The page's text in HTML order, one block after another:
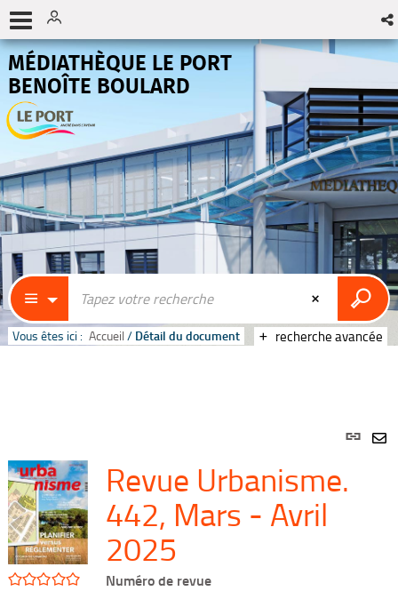
MÉDIATHÈQUE LE PORT
BENOÎTE BOULARD
recherche avancée
Vous êtes ici : Accueil / Détail du document
Lien
/5
Revue Urbanisme.
442, Mars - Avril
2025
Numéro de revue